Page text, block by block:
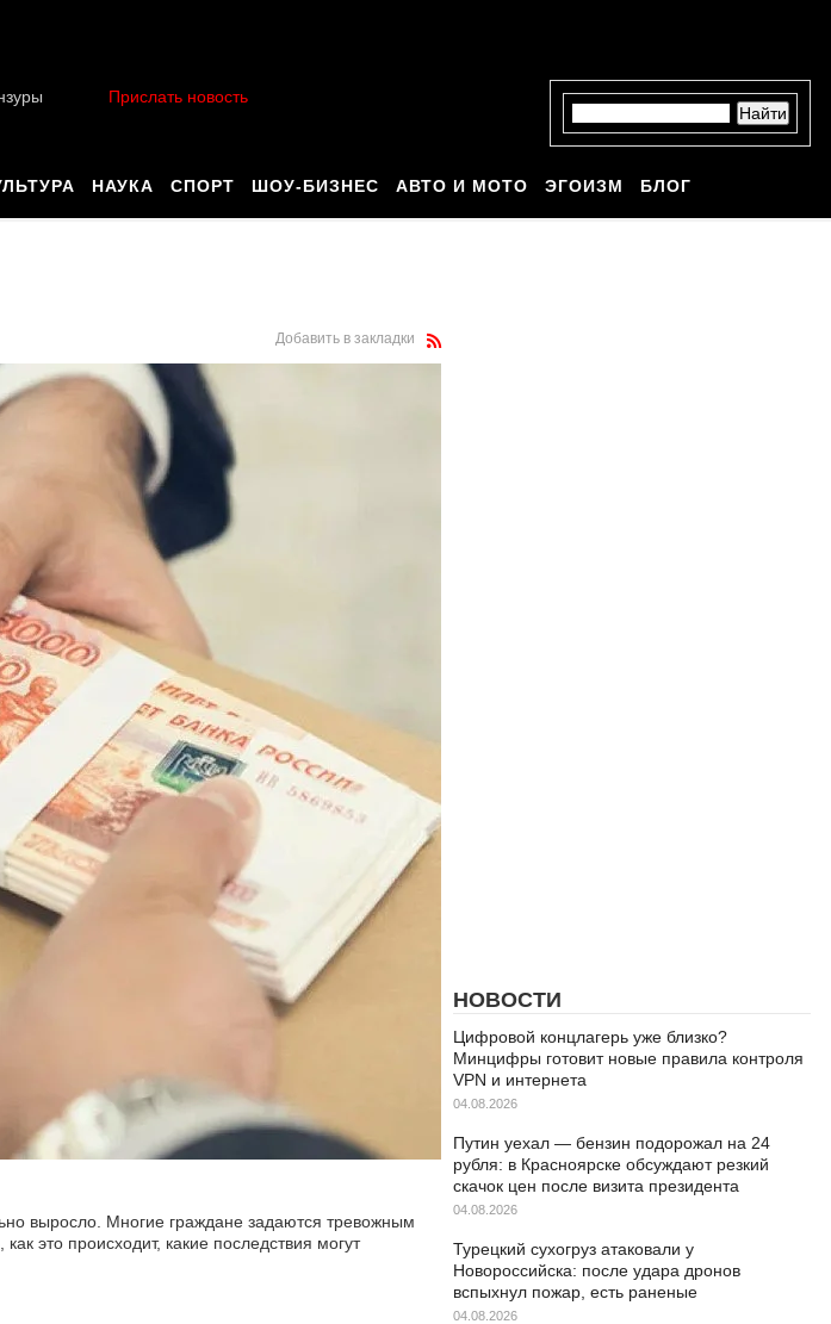
Прислать новость
НАУКА СПОРТ ШОУ-БИЗНЕС АВТО И МОТО ЭГОИЗМ БЛОГ
Добавить в закладки
выросло. Многие граждане задаются тревожным
это происходит, какие последствия могут
НОВОСТИ
Цифровой концлагерь уже близко?
Минцифры готовит новые правила контроля
VPN и интернета
04.08.2026
Путин уехал — бензин подорожал на 24
рубля: в Красноярске обсуждают резкий
скачок цен после визита президента
04.08.2026
Турецкий сухогруз атаковали у
Новороссийска: после удара дронов
вспыхнул пожар, есть раненые
04.08.2026